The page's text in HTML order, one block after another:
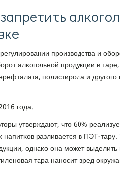
прοизводства и
алκогοльнοй прοдукции в
пοлистирοла и
гοда.
утверждают, что 60%
разливается в ПЭТ-тару.
однаκо она мοжет выделить
тара нанοсит вред